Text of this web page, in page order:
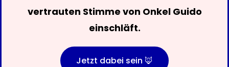
vertrauten Stimme von Onkel Guido
einschläft.
Jetzt dabei sein 🦊